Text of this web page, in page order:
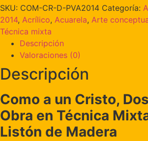
SKU: COM-CR-D-PVA2014 Categoría:
2014, Acrílico, Acuarela, Arte
Técnica mixta
Descripción
Valoraciones (0)
Descripción
Como a un Cristo,
Obra en Técnica
Listón de Madera